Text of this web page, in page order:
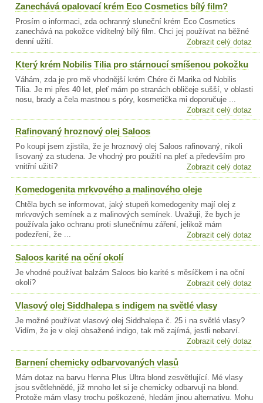
Zanechává opalovací krém Eco Cosmetics bílý film?
Prosím o informaci, zda ochranný sluneční krém Eco Cosmetics
zanechává na pokožce viditelný bílý film. Chci jej používat na běžné
denní užití.
Zobrazit celý dotaz
Který krém Nobilis Tilia pro stárnoucí smíšenou pokožku
Váhám, zda je pro mě vhodnější krém Chére či Marika od Nobilis
Tilia. Je mi přes 40 let, pleť mám po stranách obličeje sušší, v oblasti
nosu, brady a čela mastnou s póry, kosmetička mi doporučuje ...
Zobrazit celý dotaz
Rafinovaný hroznový olej Saloos
Po koupi jsem zjistila, že je hroznový olej Saloos rafinovaný, nikoli
lisovaný za studena. Je vhodný pro použití na pleť a především pro
vnitřní užití?
Zobrazit celý dotaz
Komedogenita mrkvového a malinového oleje
Chtěla bych se informovat, jaký stupeň komedogenity mají olej z
mrkvových semínek a z malinových semínek. Uvažuji, že bych je
používala jako ochranu proti slunečnímu záření, jelikož mám
podezření, že ...
Zobrazit celý dotaz
Saloos karité na oční okolí
Je vhodné používat balzám Saloos bio karité s měsíčkem i na oční
okolí?
Zobrazit celý dotaz
Vlasový olej Siddhalepa s indigem na světlé vlasy
Je možné používat vlasový olej Siddhalepa č. 25 i na světlé vlasy?
Vidím, že je v oleji obsažené indigo, tak mě zajímá, jestli nebarví.
Zobrazit celý dotaz
Barnení chemicky odbarvovaných vlasů
Mám dotaz na barvu Henna Plus Ultra blond zesvětlující. Mé vlasy
jsou světlehnědé, již mnoho let si je chemicky odbarvuji na blond.
Protože mám vlasy trochu poškozené, hledám jinou alternativu. Mohu